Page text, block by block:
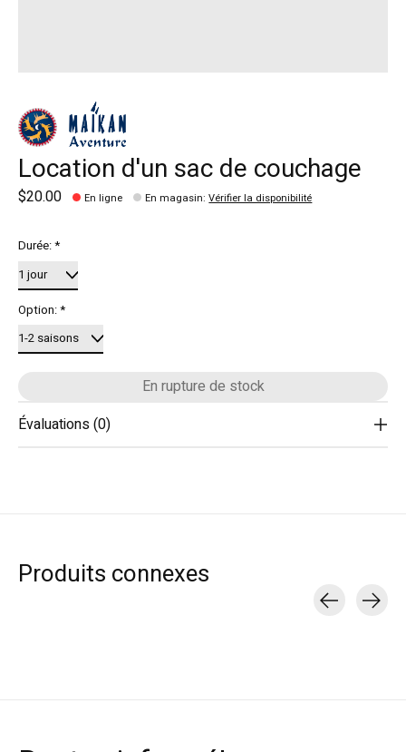
Location d'un sac de couchage
$20.00 En ligne En magasin:Vérifier la disponibilité
Durée:*
Option:*
En rupture de stock
Évaluations (0)
Produits connexes